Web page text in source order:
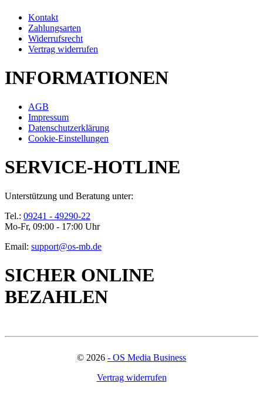
Kontakt
Zahlungsarten
Widerrufsrecht
Vertrag widerrufen
INFORMATIONEN
AGB
Impressum
Datenschutzerklärung
Cookie-Einstellungen
SERVICE-HOTLINE
Unterstützung und Beratung unter:
Tel.: 09241 - 49290-22
Mo-Fr, 09:00 - 17:00 Uhr
Email: support@os-mb.de
SICHER ONLINE
BEZAHLEN
© 2026 - OS Media Business
Vertrag widerrufen